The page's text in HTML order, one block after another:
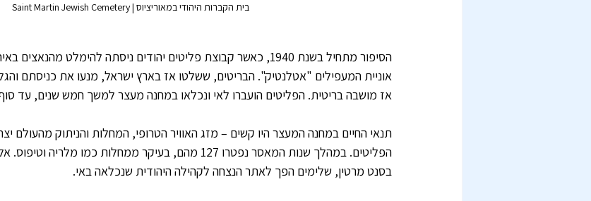
בית הקברות היהודי במאוריציוס | Saint Martin Jewish Cemetery
הסיפור מתחיל בשנת 1940, כאשר קבוצת פליטים יהודים ניסתה להימלט
אוניית המעפילים "אטלנטיק". הבריטים, ששלטו אז בארץ ישראל, מנעו את כניסתם
אז מושבה בריטית. הפליטים הועברו לאי ונכלאו במחנה מעצר למשך חמש שנים, עד סוף
תנאי החיים במחנה המעצר היו קשים – מזג האוויר הטרופי, המחלות והניתוק מהעולם
הפליטים. במהלך שנות המאסר נפטרו 127 מהם, בעיקר ממחלות כמו
בסנט מרטין, שלימים הפך לאתר הנצחה לקהילה היהודית שנכלאה באי.